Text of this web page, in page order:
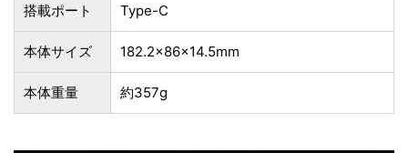
搭載ポート Type-C
本体サイズ 182.2×86×14.5mm
本体重量 約357g